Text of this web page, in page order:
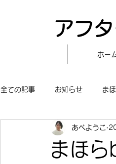
アフ
ホー
全ての記事 お知らせ ま
〝自分で作る〟もぐもぐタイ
まほ
あべようこ